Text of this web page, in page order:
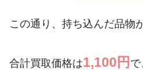
この通り、持ち込んだ品物
合計買取価格は1,100円